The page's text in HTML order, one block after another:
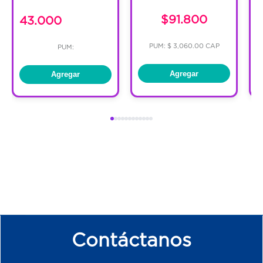
•Este producto no sustituye el consumo
de una dieta balanceada.
43.000
PUM:
Agregar
$91.800
PUM: $ 3,060.00 CAP
Agregar
Contáctanos